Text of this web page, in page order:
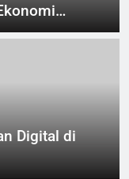
Digital di